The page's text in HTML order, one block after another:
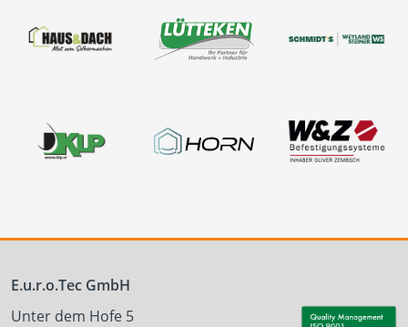
E.u.r.o.Tec GmbH
Unter dem Hofe 5